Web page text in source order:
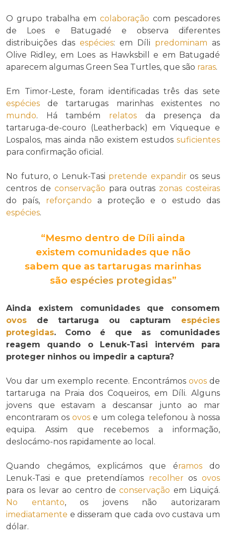
O grupo trabalha em colaboração com pescadores
de Loes e Batugadé e observa diferentes
distribuições das espécies: em Díli predominam as
Olive Ridley, em Loes as Hawksbill e em Batugadé
aparecem algumas Green Sea Turtles, que são raras.
Em Timor-Leste, foram identificadas três das sete
espécies de tartarugas marinhas existentes no
mundo. Há também relatos da presença da
tartaruga-de-couro (Leatherback) em Viqueque e
Lospalos, mas ainda não existem estudos suficientes
para confirmação oficial.
No futuro, o Lenuk-Tasi pretende expandiros seus
centros de conservação para outras zonas costeiras
do país, reforçando a proteção e o estudo das
espécies.
“Mesmo dentro de Díli ainda
existem comunidades que não
sabem que as tartarugas marinhas
são espécies protegidas”
Ainda existem comunidades que consomem
ovos de tartaruga ou capturam espécies
protegidas. Como é que as comunidades
reagem quando o Lenuk-Tasi intervém para
proteger ninhos ou impedir a captura?
Vou dar um exemplo recente. Encontrámos ovos de
tartaruga na Praia dos Coqueiros, em Díli. Alguns
jovens que estavam a descansar junto ao mar
encontraram osovos e um colega telefonou à nossa
equipa. Assim que recebemos a informação,
deslocámo-nos rapidamente ao local.
Quando chegámos, explicámos que éramos do
Lenuk-Tasi e que pretendíamos recolherosovos
para os levar ao centro deconservação em Liquiçá.
No entanto, os jovens não autorizaram
imediatamente e disseram que cada ovo custava um
dólar.